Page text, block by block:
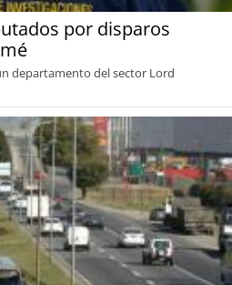
por disparos
departamento del sector Lord